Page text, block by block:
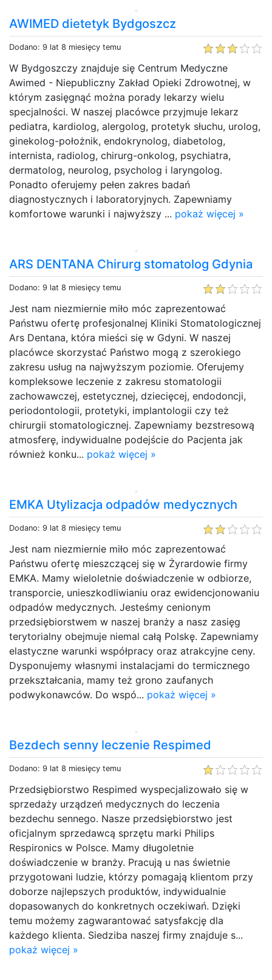
AWIMED dietetyk Bydgoszcz
Dodano: 9 lat 8 miesięcy temu
W Bydgoszczy znajduje się Centrum Medyczne
Awimed - Niepubliczny Zakład Opieki Zdrowotnej, w
którym zasięgnąć można porady lekarzy wielu
specjalności. W naszej placówce przyjmuje lekarz
pediatra, kardiolog, alergolog, protetyk słuchu, urolog,
ginekolog-położnik, endokrynolog, diabetolog,
internista, radiolog, chirurg-onkolog, psychiatra,
dermatolog, neurolog, psycholog i laryngolog.
Ponadto oferujemy pełen zakres badań
diagnostycznych i laboratoryjnych. Zapewniamy
komfortowe warunki i najwyższy ... pokaż więcej »
ARS DENTANA Chirurg stomatolog Gdynia
Dodano: 9 lat 8 miesięcy temu
Jest nam niezmiernie miło móc zaprezentować
Państwu ofertę profesjonalnej Kliniki Stomatologicznej
Ars Dentana, która mieści się w Gdyni. W naszej
placówce skorzystać Państwo mogą z szerokiego
zakresu usług na najwyższym poziomie. Oferujemy
kompleksowe leczenie z zakresu stomatologii
zachowawczej, estetycznej, dziecięcej, endodoncji,
periodontologii, protetyki, implantologii czy też
chirurgii stomatologicznej. Zapewniamy bezstresową
atmosferę, indywidualne podejście do Pacjenta jak
również konku... pokaż więcej »
EMKA Utylizacja odpadów medycznych
Dodano: 9 lat 8 miesięcy temu
Jest nam niezmiernie miło móc zaprezentować
Państwu ofertę mieszczącej się w Żyrardowie firmy
EMKA. Mamy wieloletnie doświadczenie w odbiorze,
transporcie, unieszkodliwianiu oraz ewidencjonowaniu
odpadów medycznych. Jesteśmy cenionym
przedsiębiorstwem w naszej branży a nasz zasięg
terytorialny obejmuje niemal całą Polskę. Zapewniamy
elastyczne warunki współpracy oraz atrakcyjne ceny.
Dysponujemy własnymi instalacjami do termicznego
przekształcania, mamy też grono zaufanych
podwykonawców. Do wspó... pokaż więcej »
Bezdech senny leczenie Respimed
Dodano: 9 lat 8 miesięcy temu
Przedsiębiorstwo Respimed wyspecjalizowało się w
sprzedaży urządzeń medycznych do leczenia
bezdechu sennego. Nasze przedsiębiorstwo jest
oficjalnym sprzedawcą sprzętu marki Philips
Respironics w Polsce. Mamy długoletnie
doświadczenie w branży. Pracują u nas świetnie
przygotowani ludzie, którzy pomagają klientom przy
doborze najlepszych produktów, indywidualnie
dopasowanych do konkretnych oczekiwań. Dzięki
temu możemy zagwarantować satysfakcję dla
każdego klienta. Siedziba naszej firmy znajduje s...
pokaż więcej »